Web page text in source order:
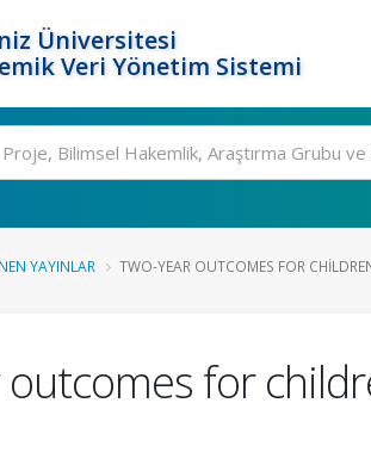
Üniversitesi
Veri Yönetim Sistemi
YAYINLAR TWO-YEAR OUTCOMES FOR
outcomes for